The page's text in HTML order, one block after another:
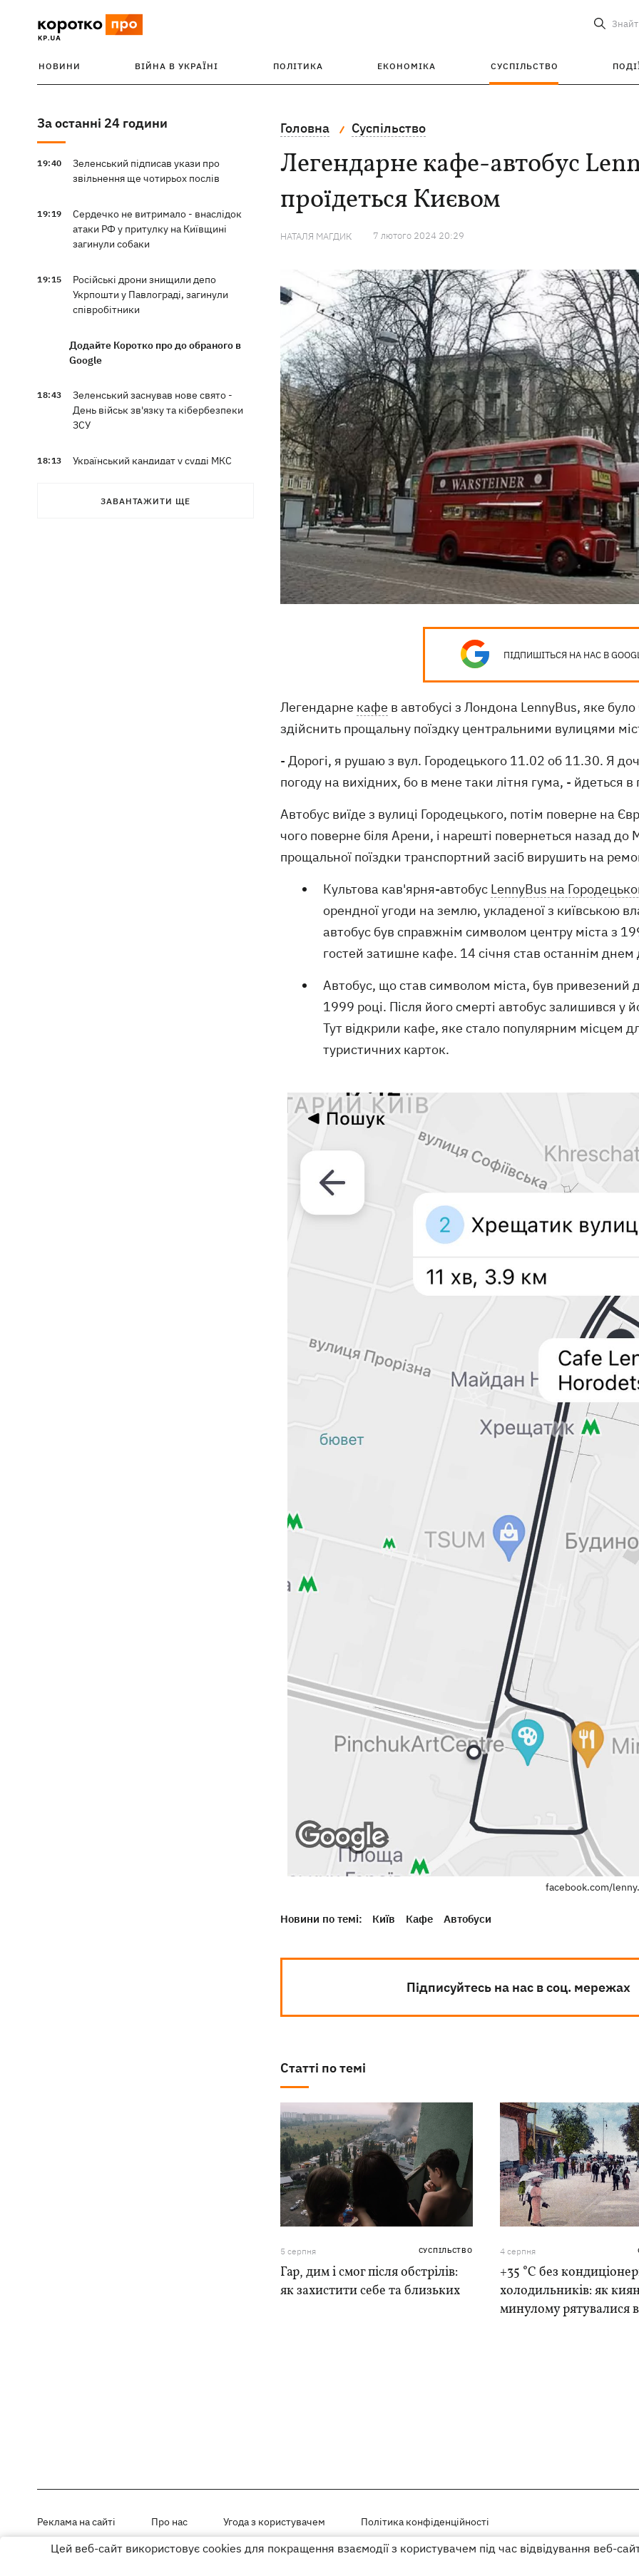
НОВИНИ ВІЙНА В УКРАЇНІ ПОЛІТИКА ЕКОНОМІКА СУСПІЛЬСТВО
За останні 24 години
19:40
Зеленський підписав укази про
звільнення ще чотирьох послів
19:19
Сердечко не витримало - внаслідок
атаки РФ у притулку на Київщині
загинули собаки
19:15
Російські дрони знищили депо
Укрпошти у Павлограді, загинули
співробітники
Додайте Коротко про до обраного в
Google
18:43
Зеленський заснував нове свято -
День військ зв'язку та кібербезпеки
ЗСУ
18:13
Український кандидат у судді МКС
ЗАВАНТАЖИТИ ЩЕ
Головна Суспільство
Легендарне кафе-автобус
проїдеться Києвом
НАТАЛЯ МАГДИК 7 лютого 2024 20:29
ПІДПИШІТЬСЯ НА НАС В
Легендарне кафе в автобусі з Лондона LennyBus, яке
здійснить прощальну поїздку центральними вулицями
- Дорогі, я рушаю з вул. Городецького 11.02 об 11.30. Я
погоду на вихідних, бо в мене таки літня гума, - йдеться в
Автобус виїде з вулиці Городецького, потім поверне на
чого поверне біля Арени, і нарешті повернеться назад до
прощальної поїздки транспортний засіб вирушить на
Культова кав'ярня-автобус LennyBus на
орендної угоди на землю, укладеної з київською
автобус був справжнім символом центру міста з
гостей затишне кафе. 14 січня став останнім днем
Автобус, що став символом міста, був привезений
1999 році. Після його смерті автобус залишився
Тут відкрили кафе, яке стало популярним місцем
туристичних карток.
facebook.com/
Новини по темі: Київ Кафе Автобуси
Підписуйтесь на нас в соц. мережах
Статті по темі
5 серпня СУСПІЛЬСТВО
Гар, дим і смог після обстрілів:
як захистити себе та близьких
4 серпня
+35 °C без
холодильників: як
минулому рятувалися
Реклама на сайті Про нас Угода з користувачем Політика конфіденційності
Матеріали під рубриками «Новини компанії», «PR» і «Факт» розміщені на правах реклами
Цей веб-сайт використовує cookies для покращення взаємодії з користувачем під час відвідування веб-